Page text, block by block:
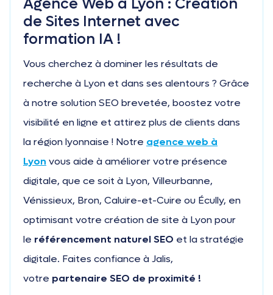
Agence Web à Lyon : Création
de Sites Internet avec
formation IA !
Vous cherchez à dominer les résultats de
recherche à Lyon et dans ses alentours ? Grâce
à notre solution SEO brevetée, boostez votre
visibilité en ligne et attirez plus de clients dans
la région lyonnaise ! Notre agence web à
Lyon vous aide à améliorer votre présence
digitale, que ce soit à Lyon, Villeurbanne,
Vénissieux, Bron, Caluire-et-Cuire ou Écully, en
optimisant votre création de site à Lyon pour
le référencement naturel SEO et la stratégie
digitale. Faites confiance à Jalis,
votre partenaire SEO de proximité !